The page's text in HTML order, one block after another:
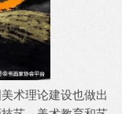
术理论建设也做出